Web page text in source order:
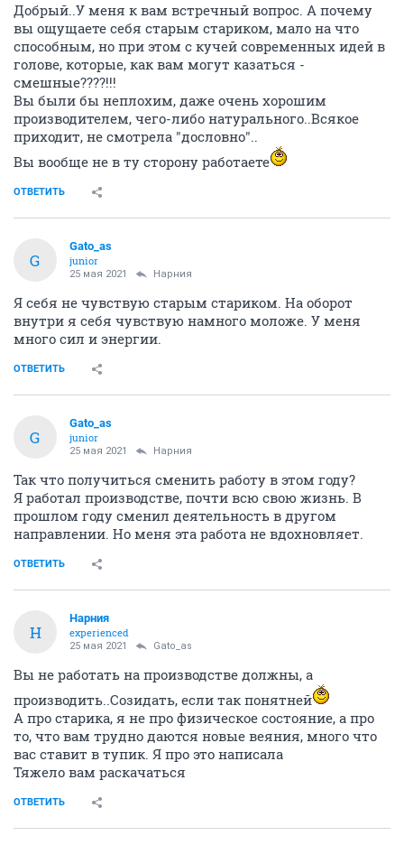
Добрый..У меня к вам встречный вопрос. А почему
вы ощущаете себя старым стариком, мало на что
способным, но при этом с кучей современных идей в
голове, которые, как вам могут казаться -
смешные????!!!
Вы были бы неплохим, даже очень хорошим
производителем, чего-либо натурального..Всякое
приходит, не смотрела "дословно"..
Вы вообще не в ту сторону работаете
ОТВЕТИТЬ
G
Gato_as
junior
25 мая 2021 Нарния
Я себя не чувствую старым стариком. На оборот
внутри я себя чувствую намного моложе. У меня
много сил и энергии.
ОТВЕТИТЬ
G
Gato_as
junior
25 мая 2021 Нарния
Так что получиться сменить работу в этом году?
Я работал производстве, почти всю свою жизнь. В
прошлом году сменил деятельность в другом
направлении. Но меня эта работа не вдохновляет.
ОТВЕТИТЬ
Н
Нарния
experienced
25 мая 2021 Gato_as
Вы не работать на производстве должны, а
производить..Созидать, если так понятней
А про старика, я не про физическое состояние, а про
то, что вам трудно даются новые веяния, много что
вас ставит в тупик. Я про это написала
Тяжело вам раскачаться
ОТВЕТИТЬ